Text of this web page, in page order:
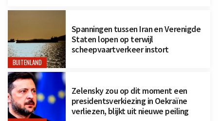
BUITENLAND
Spanningen tussen Iran en Verenigde
Staten lopen op terwijl
scheepvaartverkeer instort
Zelensky zou op dit moment een
presidentsverkiezing in Oekraïne
verliezen, blijkt uit nieuwe peiling